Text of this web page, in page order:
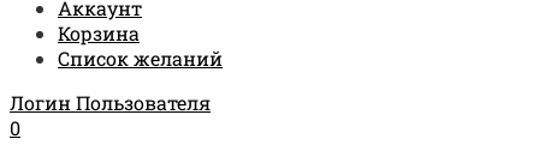
Аккаунт
Корзина
Список желаний
Логин Пользователя
0